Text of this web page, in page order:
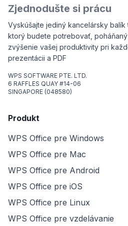
Zjednodušte si prácu
Vyskúšajte jediný kancelársky balík
ktorý budete potrebovať, poháňaný
zvýšenie vašej produktivity pri
prezentácii a PDF
WPS SOFTWARE PTE. LTD.
6 RAFFLES QUAY #14-06
SINGAPORE (048580)
Produkt
WPS Office pre Windows
WPS Office pre Mac
WPS Office pre Android
WPS Office pre iOS
WPS Office pre Linux
WPS Office pre vzdelávanie